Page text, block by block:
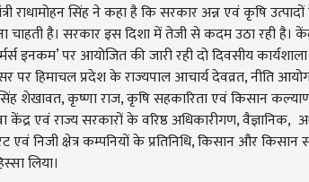
राधामोहन सिंह ने कहा है कि सरकार अन्न एवं कृषि
है। सरकार इस दिशा में तेजी से कदम उठा रही है।
इनकम’ पर आयोजित की जारी रही दो दिवसीय
हिमाचल प्रदेश के राज्यपाल आचार्य देवव्रत, नीति
सिंह शेखावत, कृष्णा राज, कृषि सहकारिता एवं किसान
एवं राज्य सरकारों के वरिष्ठ अधिकारीगण, वैज्ञानिक,
एवं निजी क्षेत्र कम्पनियों के प्रतिनिधि, किसान और किसान
लिया।